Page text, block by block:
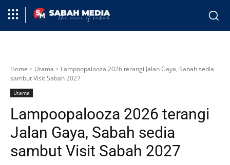
Home Utama
Lampoopalooza 2026 terangi Jalan Gaya, Sabah sedia
sambut Visit Sabah 2027
Utama
Lampoopalooza 2026 terangi
Jalan Gaya, Sabah sedia
sambut Visit Sabah 2027